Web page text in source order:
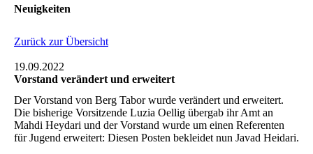
Neuigkeiten
Zurück zur Übersicht
19.09.2022
Vorstand verändert und erweitert
Der Vorstand von Berg Tabor wurde verändert und erweitert.
Die bisherige Vorsitzende Luzia Oellig übergab ihr Amt an
Mahdi Heydari und der Vorstand wurde um einen Referenten
für Jugend erweitert: Diesen Posten bekleidet nun Javad Heidari.